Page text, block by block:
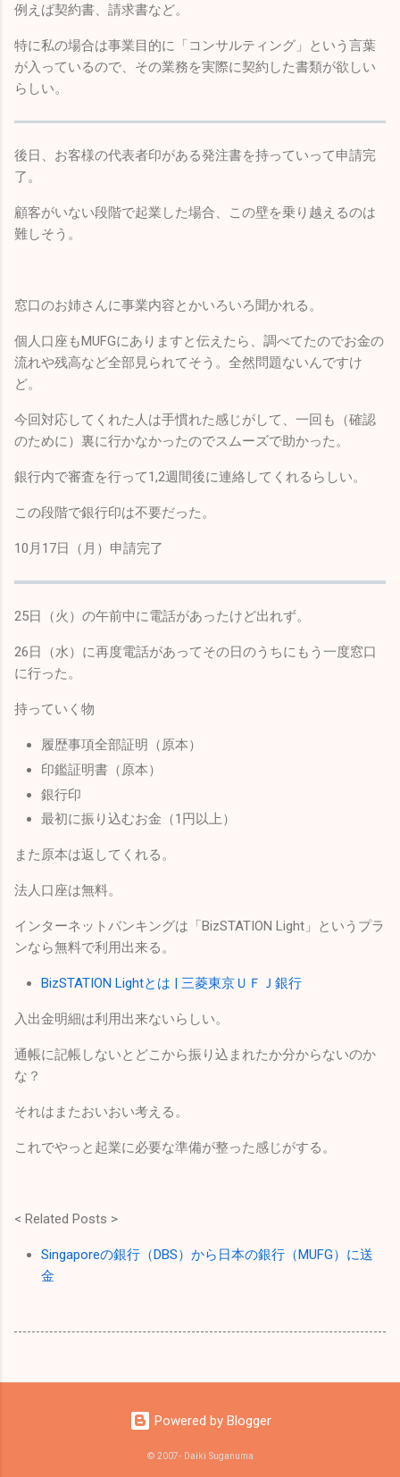
例えば契約書、請求書など。
特に私の場合は事業目的に「コンサルティング」という言葉
が入っているので、その業務を実際に契約した書類が欲しい
らしい。
後日、お客様の代表者印がある発注書を持っていって申請完
了。
顧客がいない段階で起業した場合、この壁を乗り越えるのは
難しそう。
窓口のお姉さんに事業内容とかいろいろ聞かれる。
個人口座もMUFGにありますと伝えたら、調べてたのでお金の
流れや残高など全部見られてそう。全然問題ないんですけ
ど。
今回対応してくれた人は手慣れた感じがして、一回も（確認
のために）裏に行かなかったのでスムーズで助かった。
銀行内で審査を行って1,2週間後に連絡してくれるらしい。
この段階で銀行印は不要だった。
10月17日（月）申請完了
25日（火）の午前中に電話があったけど出れず。
26日（水）に再度電話があってその日のうちにもう一度窓口
に行った。
持っていく物
履歴事項全部証明（原本）
印鑑証明書（原本）
銀行印
最初に振り込むお金（1円以上）
また原本は返してくれる。
法人口座は無料。
インターネットバンキングは「BizSTATION Light」というプラ
ンなら無料で利用出来る。
BizSTATION Lightとは | 三菱東京ＵＦＪ銀行
入出金明細は利用出来ないらしい。
通帳に記帳しないとどこから振り込まれたか分からないのか
な？
それはまたおいおい考える。
これでやっと起業に必要な準備が整った感じがする。
< Related Posts >
Singaporeの銀行（DBS）から日本の銀行（MUFG）に送
金
Powered by Blogger
© 2007- Daiki Suganuma